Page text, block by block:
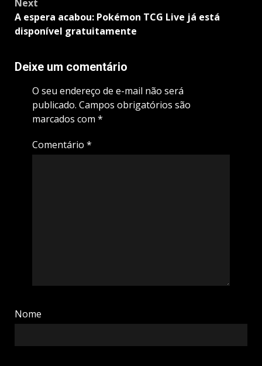
Next
A espera acabou: Pokémon TCG Live já está
disponível gratuitamente
Deixe um comentário
O seu endereço de e-mail não será
publicado. Campos obrigatórios são
marcados com *
Comentário *
Nome